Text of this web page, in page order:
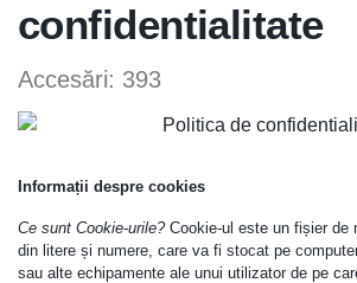
confidentialitate
Accesări: 393
Informații despre cookies
Ce sunt Cookie-urile?Cookie-ul este un fișier de
din litere și numere, care va fi stocat pe
sau alte echipamente ale unui utilizator de pe